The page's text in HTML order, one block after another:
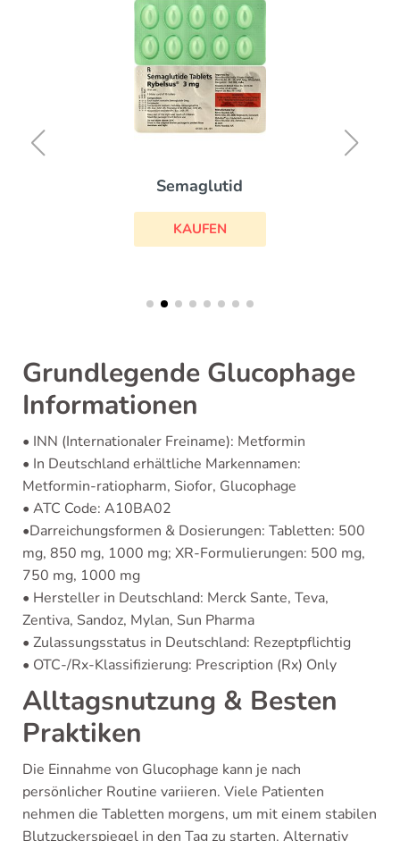
Semaglutid
KAUFEN
Grundlegende Glucophage
Informationen
• INN (Internationaler Freiname): Metformin
• In Deutschland erhältliche Markennamen:
Metformin-ratiopharm, Siofor, Glucophage
• ATC Code: A10BA02
•Darreichungsformen & Dosierungen: Tabletten: 500
mg, 850 mg, 1000 mg; XR-Formulierungen: 500 mg,
750 mg, 1000 mg
• Hersteller in Deutschland: Merck Sante, Teva,
Zentiva, Sandoz, Mylan, Sun Pharma
• Zulassungsstatus in Deutschland: Rezeptpflichtig
• OTC-/Rx-Klassifizierung: Prescription (Rx) Only
Alltagsnutzung & Besten
Praktiken
Die Einnahme von Glucophage kann je nach
persönlicher Routine variieren. Viele Patienten
nehmen die Tabletten morgens, um mit einem stabilen
Blutzuckerspiegel in den Tag zu starten. Alternativ